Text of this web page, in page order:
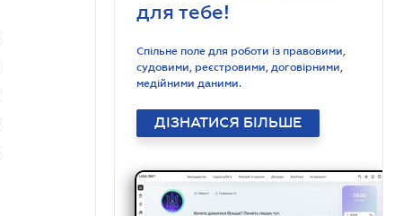
для тебе!
Спільне поле для роботи із правовими,
судовими, реєстровими, договірними,
медійними даними.
ДІЗНАТИСЯ БІЛЬШЕ